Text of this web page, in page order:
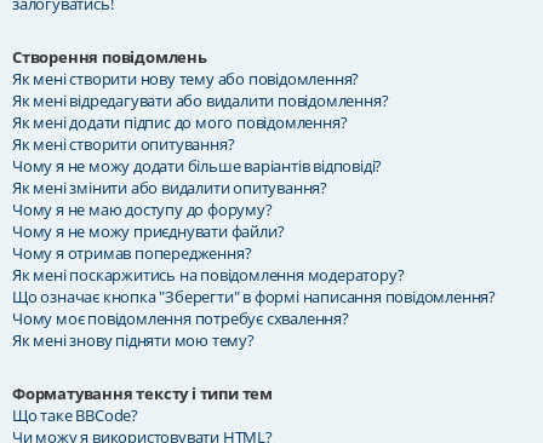
Створення повідомлень
Як мені створити нову тему або повідомлення?
Як мені відредагувати або видалити повідомлення?
Як мені додати підпис до мого повідомлення?
Як мені створити опитування?
Чому я не можу додати більше варіантів відповіді?
Як мені змінити або видалити опитування?
Чому я не маю доступу до форуму?
Чому я не можу приєднувати файли?
Чому я отримав попередження?
Як мені поскаржитись на повідомлення модератору?
Що означає кнопка "Зберегти" в формі написання повідомлення?
Чому моє повідомлення потребує схвалення?
Як мені знову підняти мою тему?
Форматування тексту і типи тем
Що таке BBCode?
Чи можу я використовувати HTML?